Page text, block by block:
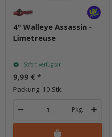
4" Walleye Assassin -
Limetreuse
Sofort verfügbar
9,99 € *
Packung: 10 Stk.
Pkg.